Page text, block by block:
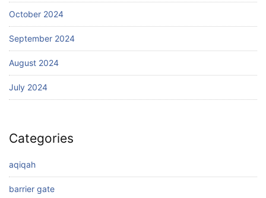
October 2024
September 2024
August 2024
July 2024
Categories
aqiqah
barrier gate